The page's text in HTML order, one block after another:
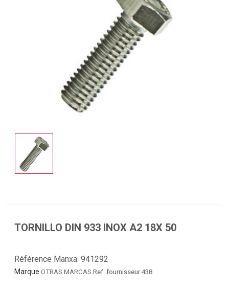
TORNILLO DIN 933 INOX A2 18X 50
Référence Manxa: 941292
Marque OTRAS MARCAS Ref. fournisseur 438